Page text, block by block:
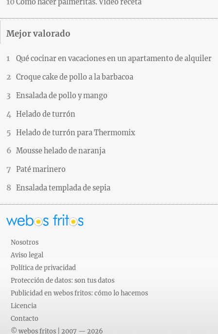
Cómo hacer palmeritas. Vídeo receta
Mejor valorado
Qué cocinar en vacaciones en un apartamento de alquiler
Croque cake de pollo a la barbacoa
Ensalada de pollo y mango
Helado de turrón
Helado de turrón para Thermomix
Mousse helado de naranja
Paté marinero
Ensalada templada de sepia
Nosotros
Aviso legal
Política de privacidad
Protección de datos: son tus datos
Publicidad en webos fritos: cómo lo hacemos
Licencia
Contacto
© webos fritos | 2007 — 2026